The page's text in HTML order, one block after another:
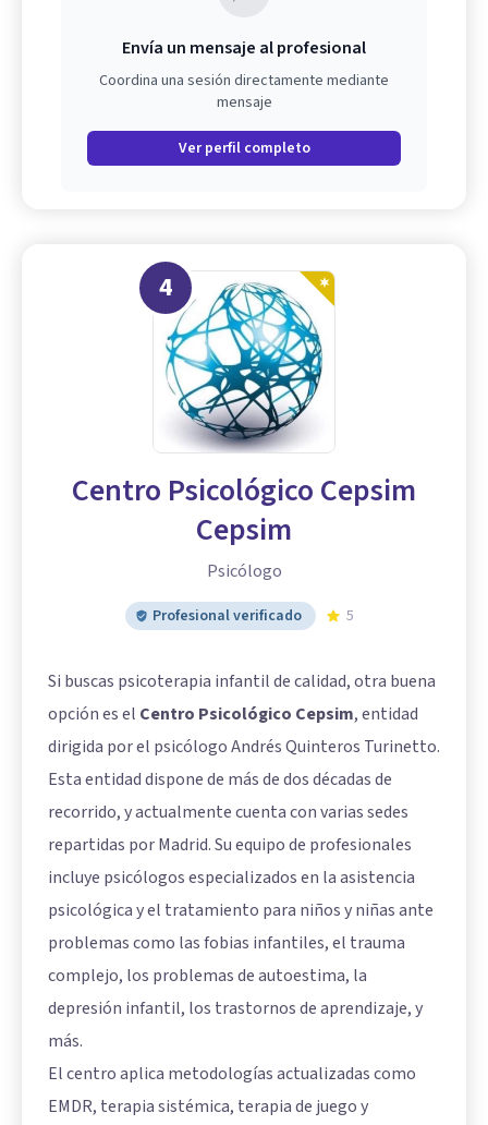
Envía un mensaje al profesional
Coordina una sesión directamente mediante
mensaje
Ver perfil completo
4
Centro Psicológico Cepsim
Cepsim
Psicólogo
Profesional verificado 5
Si buscas psicoterapia infantil de calidad, otra buena
opción es el Centro Psicológico Cepsim, entidad
dirigida por el psicólogo Andrés Quinteros Turinetto.
Esta entidad dispone de más de dos décadas de
recorrido, y actualmente cuenta con varias sedes
repartidas por Madrid. Su equipo de profesionales
incluye psicólogos especializados en la asistencia
psicológica y el tratamiento para niños y niñas ante
problemas como las fobias infantiles, el trauma
complejo, los problemas de autoestima, la
depresión infantil, los trastornos de aprendizaje, y
más.
El centro aplica metodologías actualizadas como
EMDR, terapia sistémica, terapia de juego y